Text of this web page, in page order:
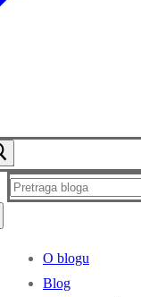
Traži
O blogu
Blog